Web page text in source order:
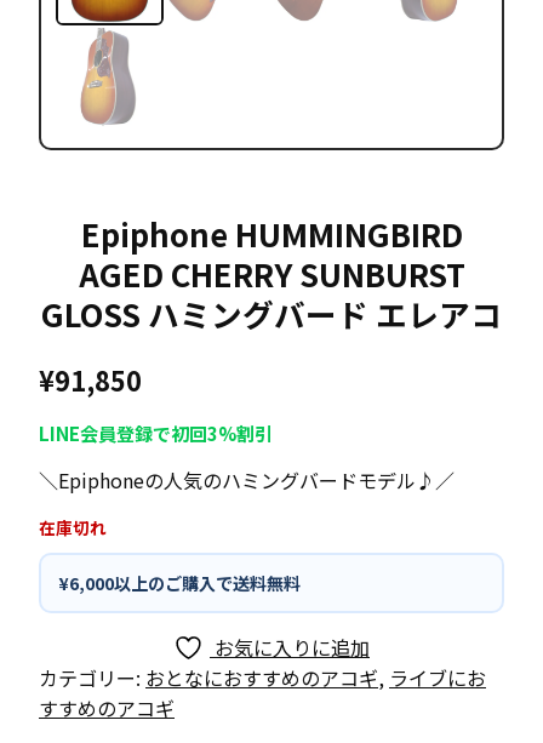
Epiphone HUMMINGBIRD
AGED CHERRY SUNBURST
GLOSS ハミングバード エレアコ
¥91,850
LINE会員登録で初回3%割引
＼Epiphoneの人気のハミングバードモデル♪／
在庫切れ
¥6,000以上のご購入で送料無料
お気に入りに追加
カテゴリー: おとなにおすすめのアコギ, ライブにお
すすめのアコギ